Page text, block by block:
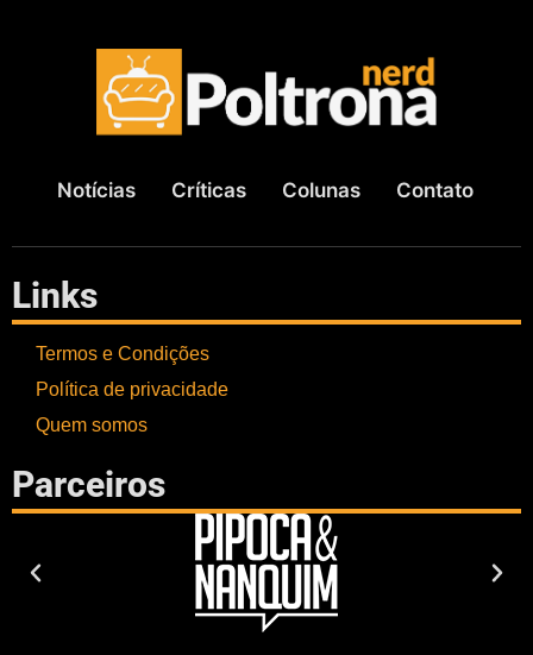
Notícias Críticas Colunas Contato
Links
Termos e Condições
Política de privacidade
Quem somos
Parceiros